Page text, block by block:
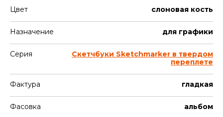
Цвет слоновая кость
Назначение для графики
Серия
Скетчбуки Sketchmarker в твердом
переплете
Фактура гладкая
Фасовка альбом